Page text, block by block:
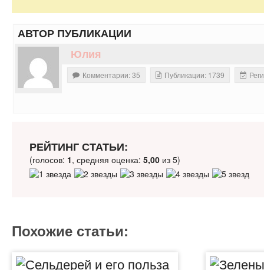
АВТОР ПУБЛИКАЦИИ
Юлия
Комментарии: 35 Публикации: 1739
РЕЙТИНГ СТАТЬИ:
(голосов: 1, средняя оценка: 5,00из 5)
Похожие статьи: